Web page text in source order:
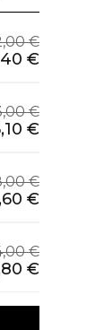
€
€
€
€
€
€
€
€